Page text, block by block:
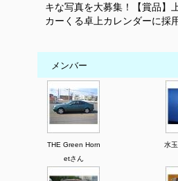
キな写真を大募集！【賞品】
カーくる卓上カレンダーに採
メンバー
THE Green Horn
etさん
水